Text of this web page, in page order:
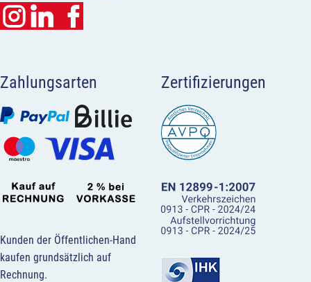
Zahlungsarten
Kunden der Öffentlichen-Hand
kaufen grundsätzlich auf
Rechnung.
Zertifizierungen